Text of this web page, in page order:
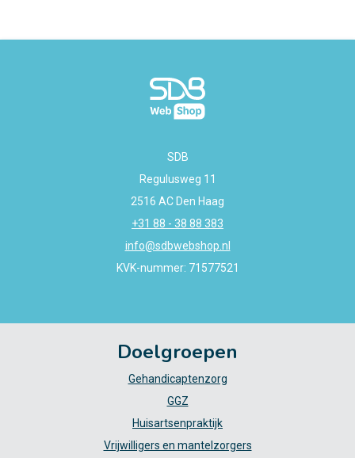
SDB
Regulusweg 11
2516 AC Den Haag
+31 88 - 38 88 383
info@sdbwebshop.nl
KVK-nummer: 71577521
Doelgroepen
Gehandicaptenzorg
GGZ
Huisartsenpraktijk
Vrijwilligers en mantelzorgers